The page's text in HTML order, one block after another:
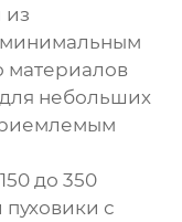
из
минимальным
материалов
небольших
до 350
с